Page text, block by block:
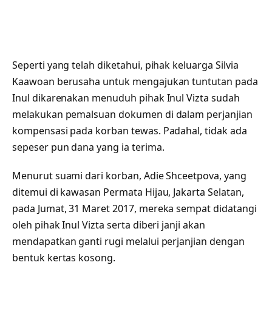
Seperti yang telah diketahui, pihak keluarga Silvia
Kaawoan berusaha untuk mengajukan tuntutan pada
Inul dikarenakan menuduh pihak Inul Vizta sudah
melakukan pemalsuan dokumen di dalam perjanjian
kompensasi pada korban tewas. Padahal, tidak ada
sepeser pun dana yang ia terima.
Menurut suami dari korban, Adie Shceetpova, yang
ditemui di kawasan Permata Hijau, Jakarta Selatan,
pada Jumat, 31 Maret 2017, mereka sempat didatangi
oleh pihak Inul Vizta serta diberi janji akan
mendapatkan ganti rugi melalui perjanjian dengan
bentuk kertas kosong.